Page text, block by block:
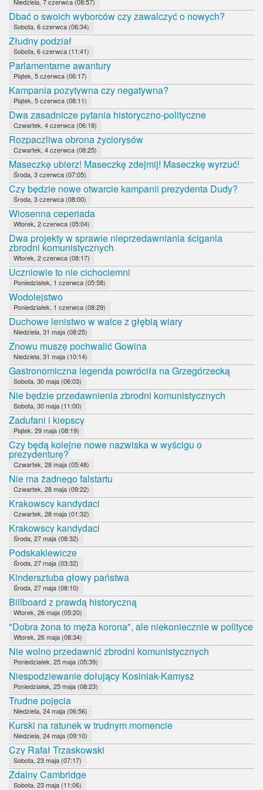
Dbać o swoich wyborców czy zawalczyć o nowych?
Sobota, 6 czerwca (06:34)
Złudny podział
Sobota, 6 czerwca (11:41)
Parlamentarne awantury
Piątek, 5 czerwca (06:17)
Kampania pozytywna czy negatywna?
Piątek, 5 czerwca (08:11)
Dwa zasadnicze pytania historyczno-polityczne
Czwartek, 4 czerwca (06:18)
Rozpaczliwa obrona życiorysów
Czwartek, 4 czerwca (08:25)
Maseczkę ubierz! Maseczkę zdejmij! Maseczkę wyrzuć!
Środa, 3 czerwca (07:05)
Czy będzie nowe otwarcie kampanii prezydenta Dudy?
Środa, 3 czerwca (08:00)
Wiosenna ceperiada
Wtorek, 2 czerwca (05:04)
Dwa projekty w sprawie nieprzedawniania ścigania
zbrodni komunistycznych
Wtorek, 2 czerwca (08:17)
Uczniowie to nie cichociemni
Poniedziałek, 1 czerwca (05:58)
Wodolejstwo
Poniedziałek, 1 czerwca (08:29)
Duchowe lenistwo w walce z głębią wiary
Niedziela, 31 maja (08:25)
Znowu muszę pochwalić Gowina
Niedziela, 31 maja (10:14)
Gastronomiczna legenda powróciła na Grzegórzecką
Sobota, 30 maja (06:03)
Nie będzie przedawnienia zbrodni komunistycznych
Sobota, 30 maja (11:00)
Zadufani i kiepscy
Piątek, 29 maja (08:19)
Czy będą kolejne nowe nazwiska w wyścigu o
prezydenturę?
Czwartek, 28 maja (05:48)
Nie ma żadnego falstartu
Czwartek, 28 maja (09:22)
Krakowscy kandydaci
Czwartek, 28 maja (01:32)
Krakowscy kandydaci
Środa, 27 maja (08:32)
Podskakiewicze
Środa, 27 maja (03:32)
Kindersztuba głowy państwa
Środa, 27 maja (08:10)
Billboard z prawdą historyczną
Wtorek, 26 maja (05:20)
"Dobra żona to męża korona", ale niekoniecznie w polityce
Wtorek, 26 maja (08:34)
Nie wolno przedawnić zbrodni komunistycznych
Poniedziałek, 25 maja (05:39)
Niespodziewanie dołujący Kosiniak-Kamysz
Poniedziałek, 25 maja (08:23)
Trudne pojęcia
Niedziela, 24 maja (06:56)
Kurski na ratunek w trudnym momencie
Niedziela, 24 maja (09:10)
Czy Rafał Trzaskowski
Sobota, 23 maja (07:17)
Zdalny Cambridge
Sobota, 23 maja (11:06)